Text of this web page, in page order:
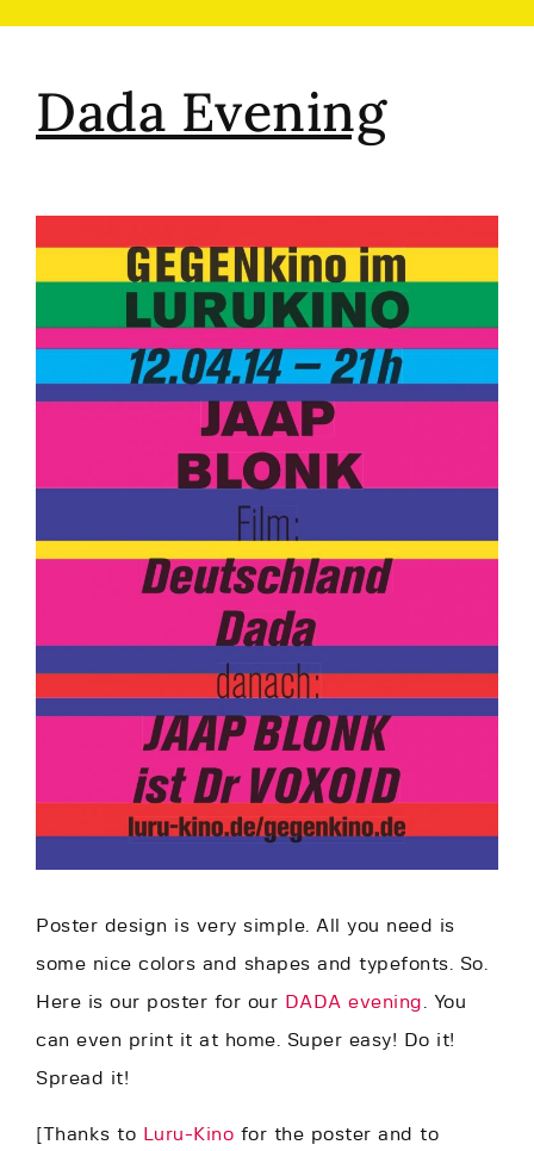
Dada Evening
Poster design is very simple. All you need is
some nice colors and shapes and typefonts. So.
Here is our poster for our DADA evening . You
can even print it at home. Super easy! Do it!
Spread it!
[Thanks to Luru-Kino for the poster and to